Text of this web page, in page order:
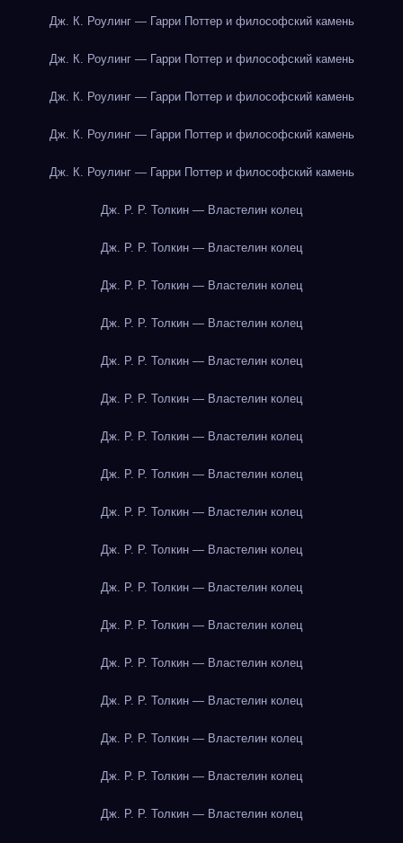
Дж. К. Роулинг — Гарри Поттер и философский камень
Дж. К. Роулинг — Гарри Поттер и философский камень
Дж. К. Роулинг — Гарри Поттер и философский камень
Дж. К. Роулинг — Гарри Поттер и философский камень
Дж. К. Роулинг — Гарри Поттер и философский камень
Дж. Р. Р. Толкин — Властелин колец
Дж. Р. Р. Толкин — Властелин колец
Дж. Р. Р. Толкин — Властелин колец
Дж. Р. Р. Толкин — Властелин колец
Дж. Р. Р. Толкин — Властелин колец
Дж. Р. Р. Толкин — Властелин колец
Дж. Р. Р. Толкин — Властелин колец
Дж. Р. Р. Толкин — Властелин колец
Дж. Р. Р. Толкин — Властелин колец
Дж. Р. Р. Толкин — Властелин колец
Дж. Р. Р. Толкин — Властелин колец
Дж. Р. Р. Толкин — Властелин колец
Дж. Р. Р. Толкин — Властелин колец
Дж. Р. Р. Толкин — Властелин колец
Дж. Р. Р. Толкин — Властелин колец
Дж. Р. Р. Толкин — Властелин колец
Дж. Р. Р. Толкин — Властелин колец